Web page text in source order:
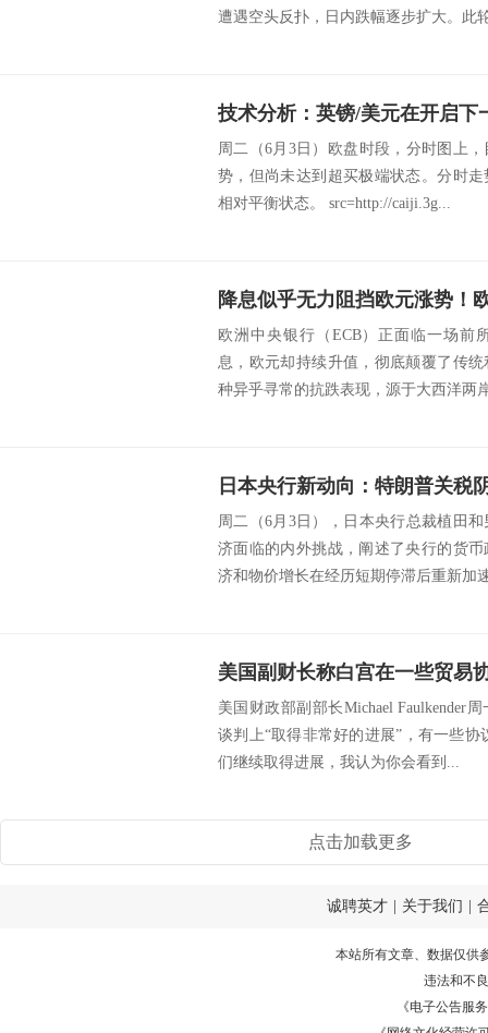
遭遇空头反扑，日内跌幅逐步扩大。此
技术分析：英镑/美元在开启下
周二（6月3日）欧盘时段，分时图上
势，但尚未达到超买极端状态。分时
相对平衡状态。 src=http://caiji.3g...
欧洲中央银行（ECB）正面临一场前
息，欧元却持续升值，彻底颠覆了传
种异乎寻常的抗跌表现，源于大西洋两
周二（6月3日），日本央行总裁植田
济面临的内外挑战，阐述了央行的货
济和物价增长在经历短期停滞后重新加
美国副财长称白宫在一些贸易
美国财政部副部长Michael Faulkender
谈判上“取得非常好的进展”，有一些协
们继续取得进展，我认为你会看到...
点击加载更多
诚聘英才 关于我们
本站所有文章、数据仅供
违法和不
《电子公告服务